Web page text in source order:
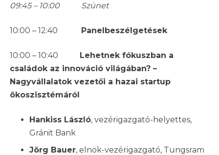
09:45 – 10:00 Szünet
10:00 – 12:40 Panelbeszélgetések
10:00 – 10:40 Lehetnek fókuszban a
családok az innováció világában? –
Nagyvállalatok vezetői a hazai startup
ökoszisztémáról
Hankiss László, vezérigazgató-helyettes,
Gránit Bank
Jörg Bauer, elnök-vezérigazgató, Tungsram